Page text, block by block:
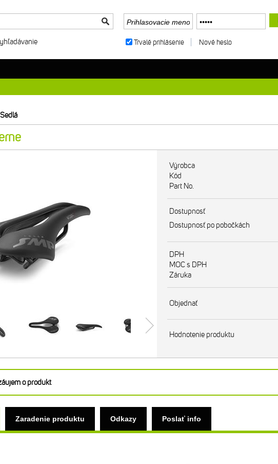
Sedlá
Výrobca
Kód
Part No.
Dostupnosť
Dostupnosť po pobočkách
DPH
MOC s DPH
Záruka
Objednať
Hodnotenie produktu
o produkt
Zaradenie produktu Odkazy Poslať info
Trvalé prihlásenie Nové heslo